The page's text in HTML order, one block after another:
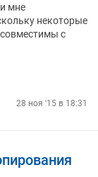
мне
некоторые
с
28 ноя '15 в 18:31